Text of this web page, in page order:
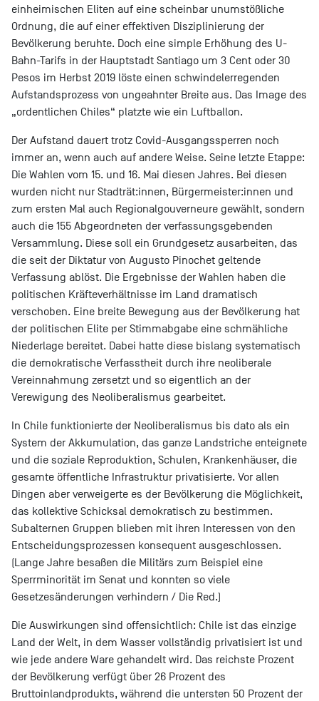
einheimischen Eliten auf eine scheinbar unumstößliche
Ordnung, die auf einer effektiven Disziplinierung der
Bevölkerung beruhte. Doch eine simple Erhöhung des U-
Bahn-Tarifs in der Hauptstadt Santiago um 3 Cent oder 30
Pesos im Herbst 2019 löste einen schwindelerregenden
Aufstandsprozess von ungeahnter Breite aus. Das Image des
„ordentlichen Chiles“ platzte wie ein Luftballon.
Der Aufstand dauert trotz Covid-Ausgangssperren noch
immer an, wenn auch auf andere Weise. Seine letzte Etappe:
Die Wahlen vom 15. und 16. Mai diesen Jahres. Bei diesen
wurden nicht nur Stadträt:innen, Bürgermeister:innen und
zum ersten Mal auch Regionalgouverneure gewählt, sondern
auch die 155 Abgeordneten der verfassungsgebenden
Versammlung. Diese soll ein Grundgesetz ausarbeiten, das
die seit der Diktatur von Augusto Pinochet geltende
Verfassung ablöst. Die Ergebnisse der Wahlen haben die
politischen Kräfteverhältnisse im Land dramatisch
verschoben. Eine breite Bewegung aus der Bevölkerung hat
der politischen Elite per Stimmabgabe eine schmähliche
Niederlage bereitet. Dabei hatte diese bislang systematisch
die demokratische Verfasstheit durch ihre neoliberale
Vereinnahmung zersetzt und so eigentlich an der
Verewigung des Neoliberalismus gearbeitet.
In Chile funktionierte der Neoliberalismus bis dato als ein
System der Akkumulation, das ganze Landstriche enteignete
und die soziale Reproduktion, Schulen, Krankenhäuser, die
gesamte öffentliche Infrastruktur privatisierte. Vor allen
Dingen aber verweigerte es der Bevölkerung die Möglichkeit,
das kollektive Schicksal demokratisch zu bestimmen.
Subalternen Gruppen blieben mit ihren Interessen von den
Entscheidungsprozessen konsequent ausgeschlossen.
(Lange Jahre besaßen die Militärs zum Beispiel eine
Sperrminorität im Senat und konnten so viele
Gesetzesänderungen verhindern / Die Red.)
Die Auswirkungen sind offensichtlich: Chile ist das einzige
Land der Welt, in dem Wasser vollständig privatisiert ist und
wie jede andere Ware gehandelt wird. Das reichste Prozent
der Bevölkerung verfügt über 26 Prozent des
Bruttoinlandprodukts, während die untersten 50 Prozent der